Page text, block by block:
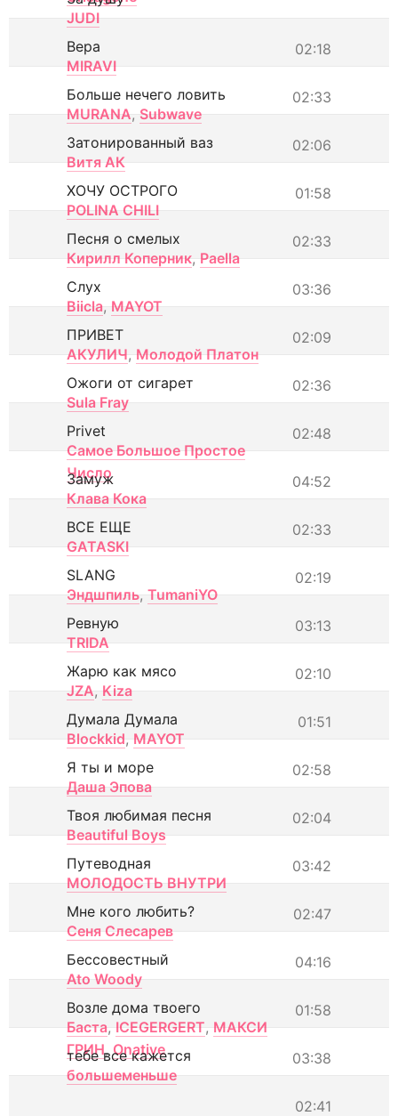
JUDI
02:18
Вера
MIRAVI
02:33
Больше нечего ловить
MURANA, Subwave
02:06
Затонированный ваз
Витя АК
01:58
ХОЧУ ОСТРОГО
POLINA CHILI
02:33
Песня о смелых
Кирилл Коперник, Paella
03:36
Слух
Biicla, MAYOT
02:09
ПРИВЕТ
АКУЛИЧ, Молодой Платон
02:36
Ожоги от сигарет
Sula Fray
02:48
Privet
Самое Большое Простое
Число
04:52
Замуж
Клава Кока
02:33
ВСЕ ЕЩЕ
GATASKI
02:19
SLANG
Эндшпиль, TumaniYO
03:13
Ревную
TRIDA
02:10
Жарю как мясо
JZA, Kiza
01:51
Думала Думала
Blockkid, MAYOT
02:58
Я ты и море
Даша Эпова
02:04
Твоя любимая песня
Beautiful Boys
03:42
Путеводная
МОЛОДОСТЬ ВНУТРИ
02:47
Мне кого любить?
Сеня Слесарев
04:16
Бессовестный
Ato Woody
01:58
Возле дома твоего
Баста, ICEGERGERT, МАКСИ
ГРИН, Onative 03:38
тебе все кажется
большеменьше
02:41